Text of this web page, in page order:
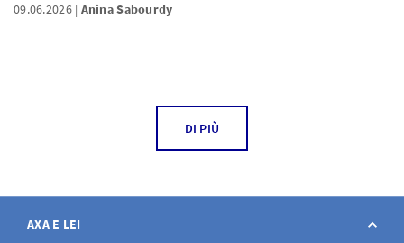
09.06.2026 Anina Sabourdy
DI PIÙ
AXA E LEI